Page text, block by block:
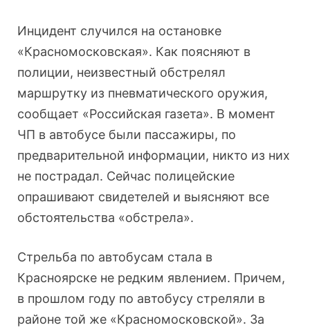
Инцидент случился на остановке
«Красномосковская». Как поясняют в
полиции, неизвестный обстрелял
маршрутку из пневматического оружия,
сообщает «Российская газета». В момент
ЧП в автобусе были пассажиры, по
предварительной информации, никто из них
не пострадал. Сейчас полицейские
опрашивают свидетелей и выясняют все
обстоятельства «обстрела».
Стрельба по автобусам стала в
Красноярске не редким явлением. Причем,
в прошлом году по автобусу стреляли в
районе той же «Красномосковской». За